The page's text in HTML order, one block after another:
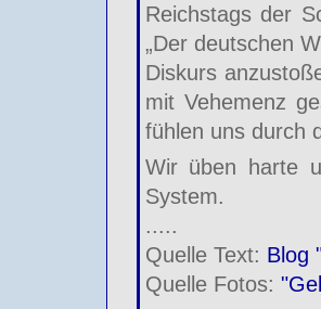
Reichstags der
„Der deutschen
Diskurs
mit Vehemenz
fühlen uns durch
Wir üben harte
System.
.....
Quelle Text: Blog
Quelle Fotos: